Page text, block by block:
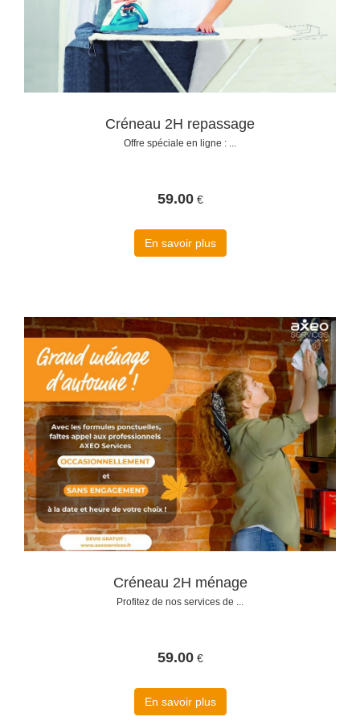
Créneau 2H repassage
Offre spéciale en ligne : ...
59.00€
En savoir plus
Créneau 2H ménage
Profitez de nos services de ...
59.00€
En savoir plus